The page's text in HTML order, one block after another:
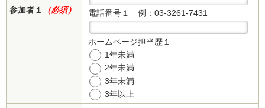
参加者１ （必須） 電話番号１ 例：03-3261-7431
ホームページ担当歴１
1年未満
2年未満
3年未満
3年以上